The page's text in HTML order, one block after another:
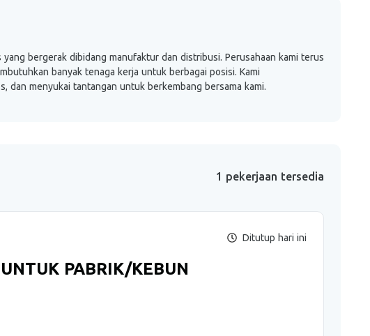
bergerak dibidang manufaktur dan distribusi. Perusahaan kami terus
banyak tenaga kerja untuk berbagai posisi. Kami
dan menyukai tantangan untuk berkembang bersama kami.
1 pekerjaan tersedia
Ditutup hari ini
PABRIK/KEBUN